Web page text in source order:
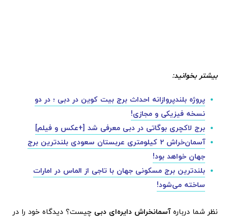
بیشتر بخوانید:
پروژه بلندپروازانه احداث برج بیت کوین در دبی ؛ در دو
نسخه فیزیکی و مجازی!
برج لاکچری بوگاتی در دبی معرفی شد [+عکس و فیلم]
آسمان‌خراش 2 کیلومتری عربستان سعودی بلندترین برج
جهان خواهد بود!
بلندترین برج مسکونی جهان با تاجی از الماس در امارات
ساخته می‌شود!
نظر شما دربارهآسمانخراش دایره‌ای دبی چیست؟ دیدگاه خود را در